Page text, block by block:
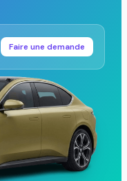
Faire une demande